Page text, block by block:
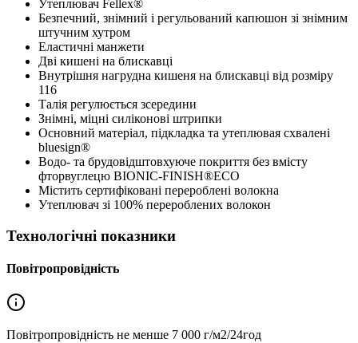
Утеплювач Fellex®
Безпечний, знімний і регульований капюшон зі знімним
штучним хутром
Еластичні манжети
Дві кишені на блискавці
Внутрішня нагрудна кишеня на блискавці від розміру
116
Талія регулюється зсередини
Знімні, міцні силіконові штрипки
Основний матеріал, підкладка та утеплювая схвалені
bluesign®
Водо- та брудовідштовхуюче покриття без вмісту
фторвуглецю BIONIC-FINISH®ECO
Містить сертифіковані перероблені волокна
Утеплювач зі 100% перероблених волокон
Технологічні показники
Повітропровідність
Повітропровідність не менше 7 000 г/м2/24год